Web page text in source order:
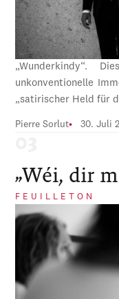
„Wunderkindy“.
unkonventionelle
„satirischer Held für
Pierre Sorlut 30. Juli
„Wéi, dir
FEUILLETON